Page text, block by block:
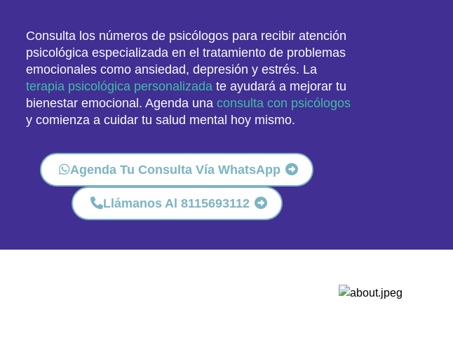
Consulta los números de psicólogos para recibir atención
psicológica especializada en el tratamiento de problemas
emocionales como ansiedad, depresión y estrés. La
terapia psicológica personalizada te ayudará a mejorar tu
bienestar emocional. Agenda una consulta con psicólogos
y comienza a cuidar tu salud mental hoy mismo.
Agenda Tu Consulta Vía WhatsApp
Llámanos Al 8115693112